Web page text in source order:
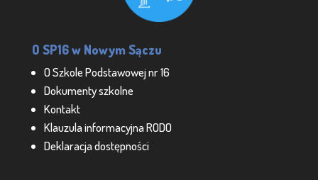
O SP16 w Nowym Sączu
O Szkole Podstawowej nr 16
Dokumenty szkolne
Kontakt
Klauzula informacyjna RODO
Deklaracja dostępności